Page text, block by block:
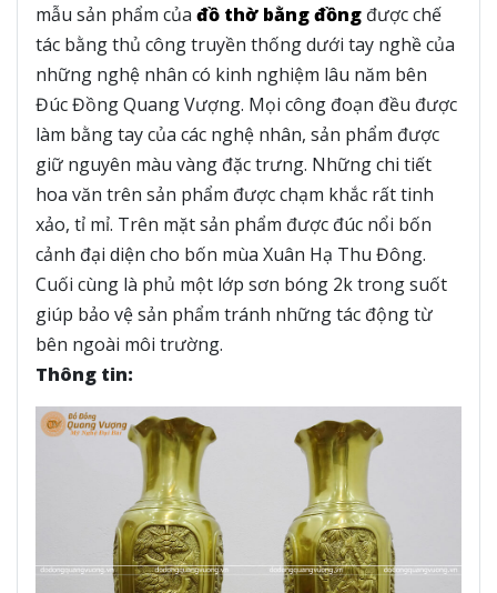
mẫu sản phẩm của đồ thờ bằng đồng được chế
tác bằng thủ công truyền thống dưới tay nghề của
những nghệ nhân có kinh nghiệm lâu năm bên
Đúc Đồng Quang Vượng. Mọi công đoạn đều được
làm bằng tay của các nghệ nhân, sản phẩm được
giữ nguyên màu vàng đặc trưng. Những chi tiết
hoa văn trên sản phẩm được chạm khắc rất tinh
xảo, tỉ mỉ. Trên mặt sản phẩm được đúc nổi bốn
cảnh đại diện cho bốn mùa Xuân Hạ Thu Đông.
Cuối cùng là phủ một lớp sơn bóng 2k trong suốt
giúp bảo vệ sản phẩm tránh những tác động từ
bên ngoài môi trường.
Thông tin: